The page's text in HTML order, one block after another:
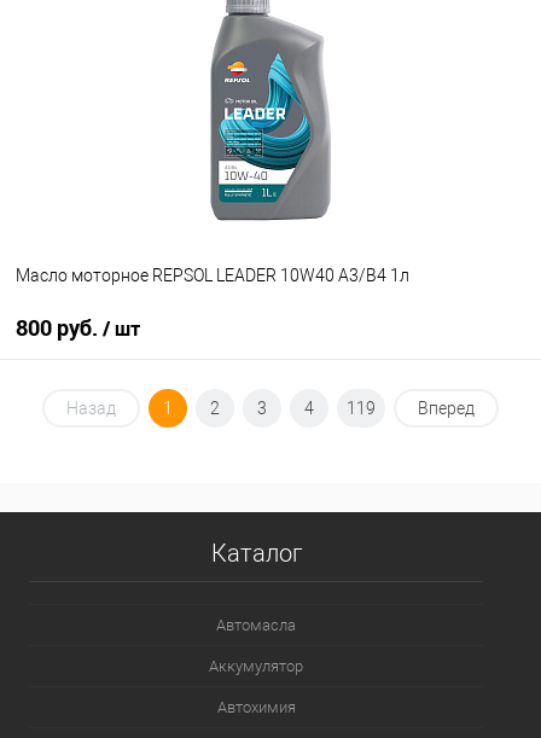
Масло моторное REPSOL LEADER 10W40 A3/B4 1л
800 руб. / шт
В корзину
Назад 1 2 3 4 119 Вперед
Каталог
Автомасла
Аккумулятор
Автохимия